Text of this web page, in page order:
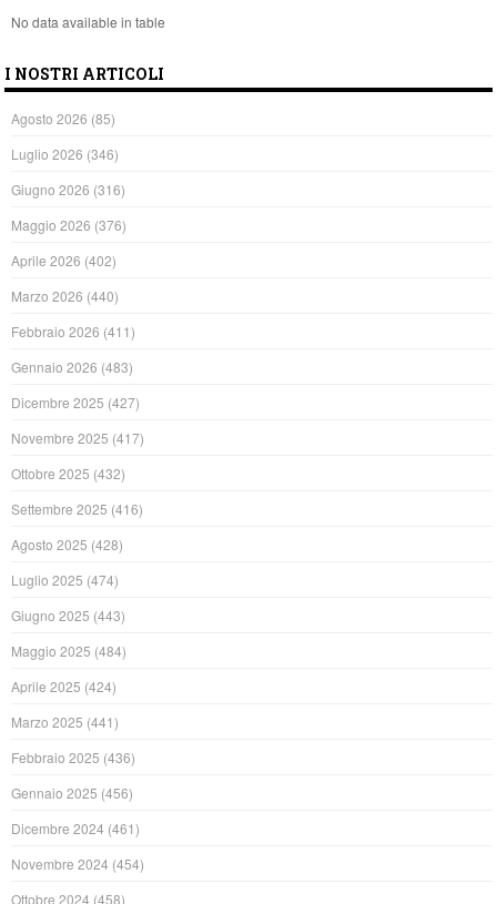
No data available in table
I NOSTRI ARTICOLI
Agosto 2026 (85)
Luglio 2026 (346)
Giugno 2026 (316)
Maggio 2026 (376)
Aprile 2026 (402)
Marzo 2026 (440)
Febbraio 2026 (411)
Gennaio 2026 (483)
Dicembre 2025 (427)
Novembre 2025 (417)
Ottobre 2025 (432)
Settembre 2025 (416)
Agosto 2025 (428)
Luglio 2025 (474)
Giugno 2025 (443)
Maggio 2025 (484)
Aprile 2025 (424)
Marzo 2025 (441)
Febbraio 2025 (436)
Gennaio 2025 (456)
Dicembre 2024 (461)
Novembre 2024 (454)
Ottobre 2024 (458)